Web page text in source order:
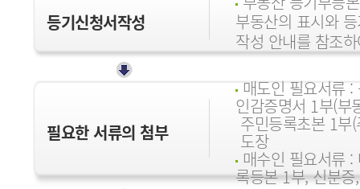
등기신청서작성
부동산의 표시와
작성 안내를 참조
필요한 서류의 첨부
매도인 필요서류
인감증명서 1부(부
주민등록초본 1부
도장
매수인 필요서류
록등본 1부, 신분증